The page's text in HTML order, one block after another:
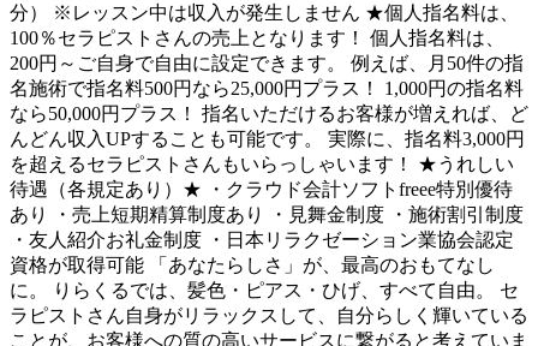
分） ※レッスン中は収入が発生しません ★個人指名料は、
100％セラピストさんの売上となります！ 個人指名料は、
200円～ご自身で自由に設定できます。 例えば、月50件の指
名施術で指名料500円なら25,000円プラス！ 1,000円の指名料
なら50,000円プラス！ 指名いただけるお客様が増えれば、ど
んどん収入UPすることも可能です。 実際に、指名料3,000円
を超えるセラピストさんもいらっしゃいます！ ★うれしい
待遇（各規定あり）★ ・クラウド会計ソフトfreee特別優待
あり ・売上短期精算制度あり ・見舞金制度 ・施術割引制度
・友人紹介お礼金制度 ・日本リラクゼーション業協会認定
資格が取得可能 「あなたらしさ」が、最高のおもてなし
に。 りらくるでは、髪色・ピアス・ひげ、すべて自由。 セ
ラピストさん自身がリラックスして、自分らしく輝いている
ことが、お客様への質の高いサービスに繋がると考えていま